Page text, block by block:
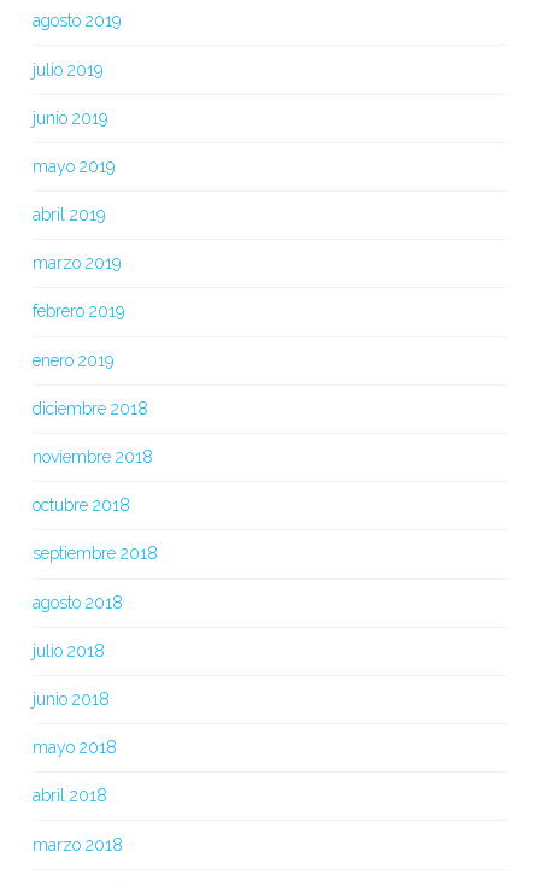
agosto 2019
julio 2019
junio 2019
mayo 2019
abril 2019
marzo 2019
febrero 2019
enero 2019
diciembre 2018
noviembre 2018
octubre 2018
septiembre 2018
agosto 2018
julio 2018
junio 2018
mayo 2018
abril 2018
marzo 2018